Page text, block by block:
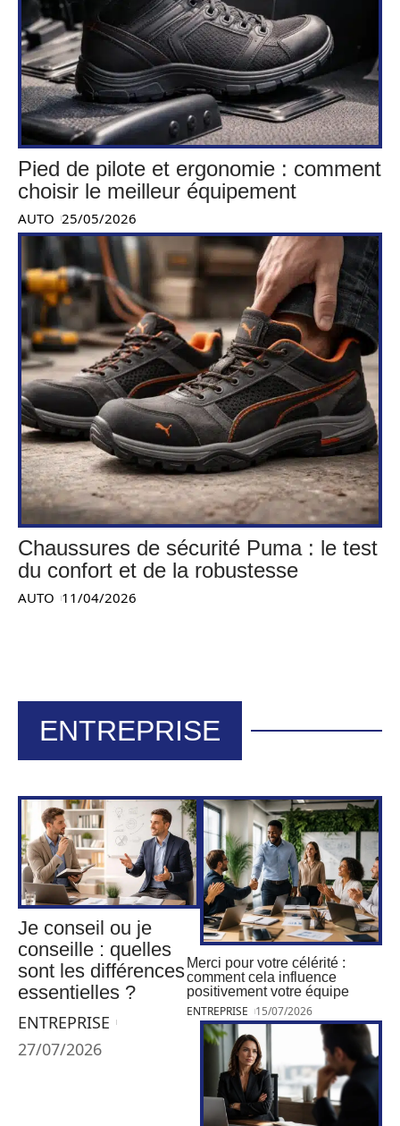
Pied de pilote et ergonomie : comment
choisir le meilleur équipement
AUTO 25/05/2026
Chaussures de sécurité Puma : le test
du confort et de la robustesse
AUTO 11/04/2026
ENTREPRISE
Je conseil ou je
conseille : quelles
sont les différences
essentielles ?
ENTREPRISE
27/07/2026
Merci pour votre célérité :
comment cela influence
positivement votre équipe
ENTREPRISE 15/07/2026